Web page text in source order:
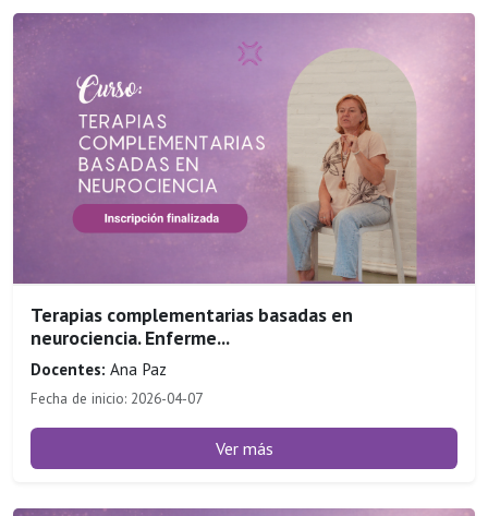
Terapias complementarias basadas en
neurociencia. Enferme...
Docentes: Ana Paz
Fecha de inicio: 2026-04-07
Ver más